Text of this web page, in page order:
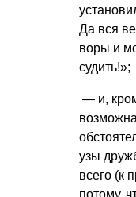
Да вся
воры и
судить!»;
— и,
узы
всего (к
потому,